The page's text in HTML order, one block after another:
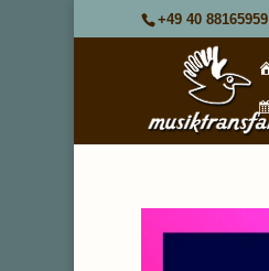
+49 40 88165959